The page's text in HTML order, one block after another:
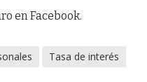
en Facebook.
Tasa de interés